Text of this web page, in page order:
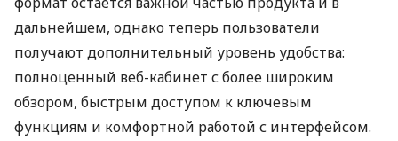
дальнейшем, однако теперь пользователи
получают дополнительный уровень удобства:
полноценный веб-кабинет с более широким
обзором, быстрым доступом к ключевым
функциям и комфортной работой с интерфейсом.